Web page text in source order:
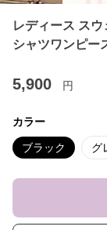
レディース ス
シャツワンピー
5,900 円
カラー
ブラック グ